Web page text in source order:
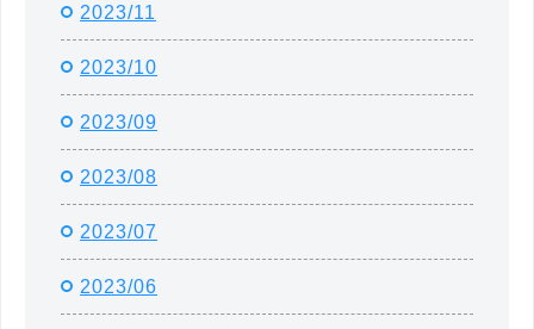
2023/11
2023/10
2023/09
2023/08
2023/07
2023/06